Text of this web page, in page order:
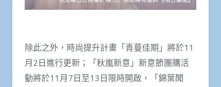
除此之外，時尚提升計畫「青蔓佳期」將於11
月2日進行更新；「秋嵐新意」新意節團購活
動將於11月7日至13日限時開啟，「錦葉聞